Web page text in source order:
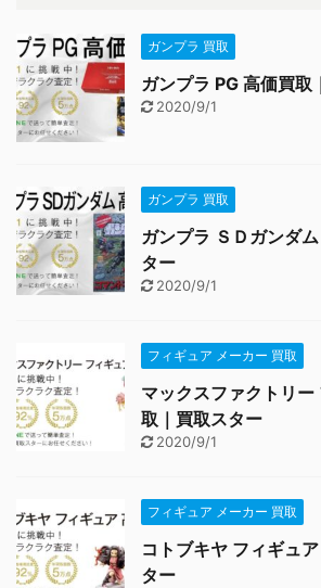
ガンプラ 買取
ガンプラ PG 高価買取
2020/9/1
ガンプラ 買取
ガンプラ ＳＤガンダ
ター
2020/9/1
フィギュア メーカー 買取
マックスファクトリ
取｜買取スター
2020/9/1
フィギュア メーカー 買取
コトブキヤ フィギュ
ター